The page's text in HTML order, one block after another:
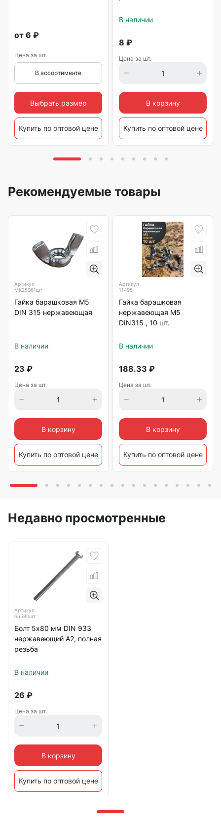
от 6 ₽
Цена за шт.
В ассортименте
Выбрать размер
Купить по оптовой цене
В наличии
8 ₽
Цена за шт.
В корзину
Купить по оптовой цене
Рекомендуемые товары
Артикул
МК25961шт
Гайка барашковая М5
DIN 315 нержавеющая
В наличии
23 ₽
Цена за шт.
В корзину
Купить по оптовой цене
Артикул
11495
Гайка барашковая
нержавеющая М5
DIN315 , 10 шт.
В наличии
188.33 ₽
Цена за шт.
В корзину
Купить по оптовой цене
Недавно просмотренные
Артикул
бн580шт
Болт 5х80 мм DIN 933
нержавеющий А2, полная
резьба
В наличии
26 ₽
Цена за шт.
В корзину
Купить по оптовой цене